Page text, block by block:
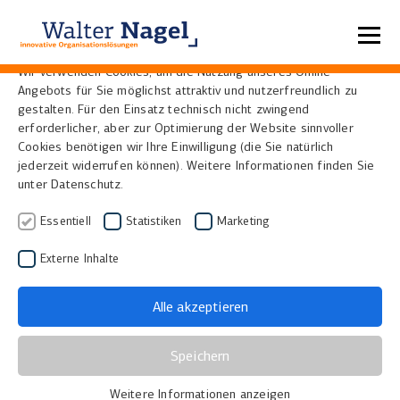
Home Referenzen
Landesarchiv Schleswig-
Holstein
Datenschutzeinstellungen
Wir verwenden Cookies, um die Nutzung unseres Online-
Angebots für Sie möglichst attraktiv und nutzerfreundlich zu
gestalten. Für den Einsatz technisch nicht zwingend
erforderlicher, aber zur Optimierung der Website sinnvoller
Cookies benötigen wir Ihre Einwilligung (die Sie natürlich
jederzeit widerrufen können). Weitere Informationen finden Sie
unter Datenschutz.
Essentiell Statistiken Marketing
Externe Inhalte
Alle akzeptieren
Speichern
Weitere Informationen anzeigen